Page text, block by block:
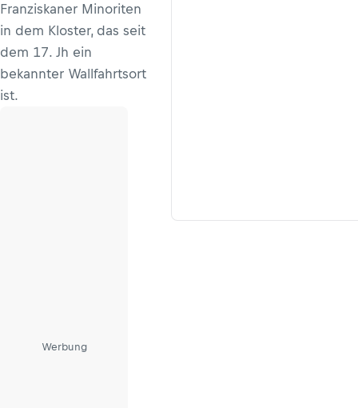
Franziskaner Minoriten
in dem Kloster, das seit
dem 17. Jh ein
bekannter Wallfahrtsort
ist.
Werbung